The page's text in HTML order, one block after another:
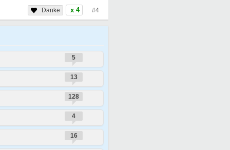
x 4 #4
5
13
128
4
16